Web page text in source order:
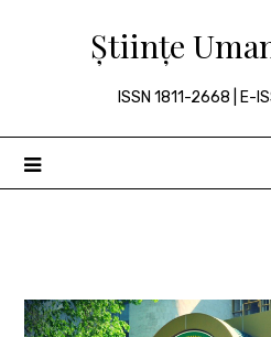
Științe
ISSN 1811-2668 | E-